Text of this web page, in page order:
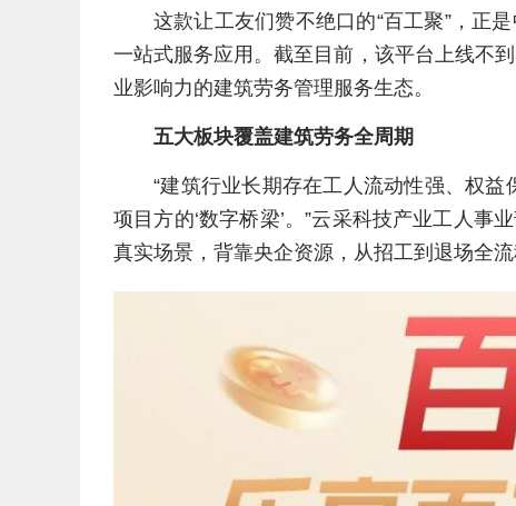
这款让工友们赞不绝口的“百工聚”，正
一站式服务应用。截至目前，该平台上线不
业影响力的建筑劳务管理服务生态。
五大板块覆盖建筑劳务全周期
“建筑行业长期存在工人流动性强、权
项目方的‘数字桥梁’。”云采科技产业工人事
真实场景，背靠央企资源，从招工到退场全